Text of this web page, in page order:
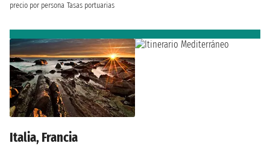
precio por persona Tasas portuarias
Italia, Francia